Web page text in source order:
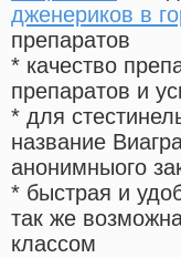
дженериков в
препаратов
* качество
препаратов и
* для
название
анонимныого
* быстрая и
так же
классом